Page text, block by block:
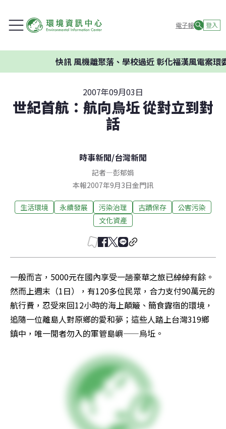
電子報 登入
風機離聚落、學校過近 彰化福漢風電案環委建議
2007年09月03日
世紀首航：航向烏坵 從對立到對
話
時事新聞/台灣新聞
記者—彭郁娟
本報2007年9月3日金門訊
生活環境 永續發展 污染治理 古蹟保存
公害污染
文化資產
一般而言，5000元在國內享受一趟豪華之旅已綽綽有餘。
然而上週末（1日），有120多位民眾，合力支付90萬元的
航行費，忍受來回12小時的海上顛簸、簡食露宿的環境，
追隨一位離島人對原鄉的愛和夢；這些人踏上台灣319鄉
鎮中，唯一閒者勿入的軍管島嶼——烏坵。